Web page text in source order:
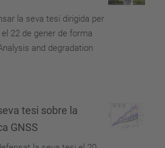
la seva tesi dirigida per
22 de gener de forma
and degradation
tesi sobre la
GNSS